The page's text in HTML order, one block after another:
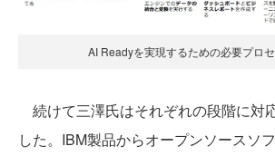
AI Readyを実現するための必要プロ
続けて三澤氏はそれぞれの段階に対
した。IBM製品からオープンソースソ